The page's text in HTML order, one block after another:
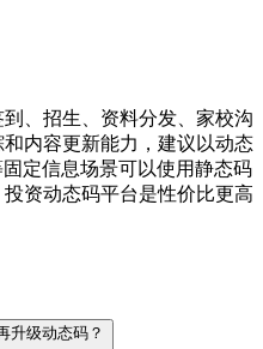
、招生、资料分发、家校沟
内容更新能力，建议以动态
定信息场景可以使用静态码
资动态码平台是性价比更高
升级动态码？